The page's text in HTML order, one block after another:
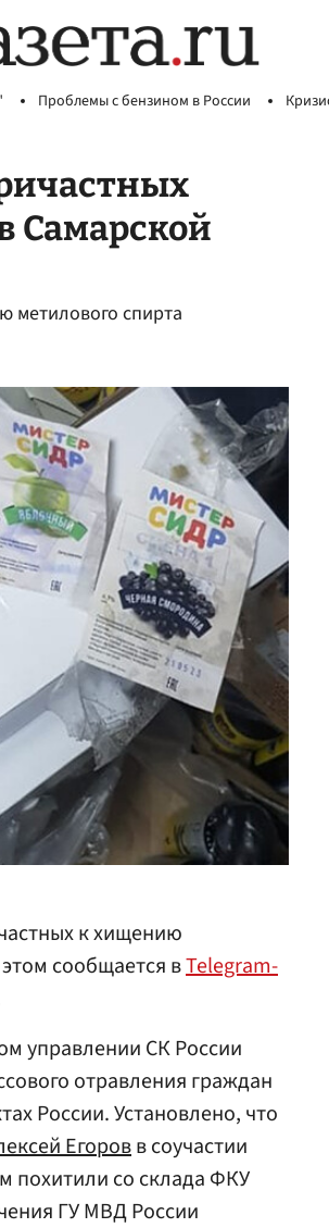
Проблемы с бензином в России
Самарской
метилового спирта
к хищению
сообщается вTelegram-
управлении СК России
отравления граждан
России. Установлено, что
Егоровв соучастии
похитили со склада ФКУ
ГУ МВД России